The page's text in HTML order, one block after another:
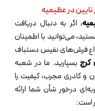
در عظیمیه
، اگر به دنبال دریافت
می‌توانید با اطمینان
فرش‌های نفیس دستباف
کرجبسپارید. ما در شعبه
و کادری مجرب، کیفیت را
درخور شأن شما ارائه
است: